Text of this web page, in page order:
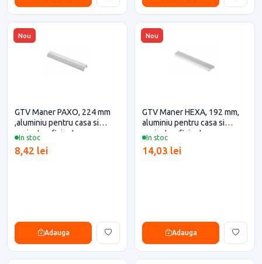
Nou
In stoc
GTV Maner PAXO, 224 mm
,aluminiu pentru casa si
proiecte eficiente
8,42 lei
Adauga
Nou
In stoc
GTV Maner HEXA, 192 mm,
aluminiu pentru casa si
proiecte eficiente
14,03 lei
Adauga